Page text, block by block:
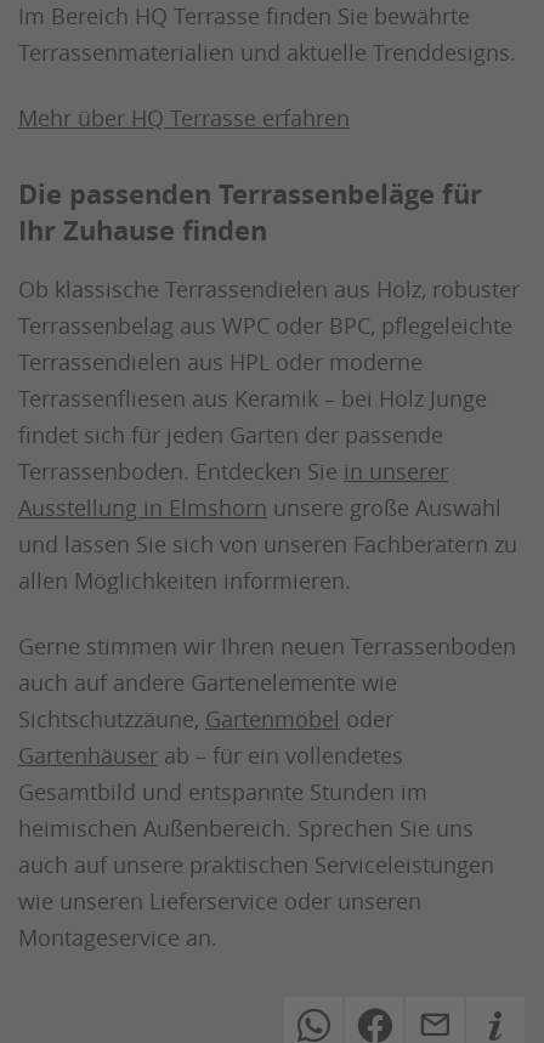
Im Bereich HQ Terrasse finden Sie bewährte
Terrassenmaterialien und aktuelle Trenddesigns.
Mehr über HQ Terrasse erfahren
Die passenden Terrassenbeläge für
Ihr Zuhause finden
Ob klassische Terrassendielen aus Holz, robuster
Terrassenbelag aus WPC oder BPC, pflegeleichte
Terrassendielen aus HPL oder moderne
Terrassenfliesen aus Keramik – bei Holz Junge
findet sich für jeden Garten der passende
Terrassenboden. Entdecken Sie in unserer
Ausstellung in Elmshorn unsere große Auswahl
und lassen Sie sich von unseren Fachberatern zu
allen Möglichkeiten informieren.
Gerne stimmen wir Ihren neuen Terrassenboden
auch auf andere Gartenelemente wie
Sichtschutzzäune, Gartenmöbel oder
Gartenhäuser ab – für ein vollendetes
Gesamtbild und entspannte Stunden im
heimischen Außenbereich. Sprechen Sie uns
auch auf unsere praktischen Serviceleistungen
wie unseren Lieferservice oder unseren
Montageservice an.